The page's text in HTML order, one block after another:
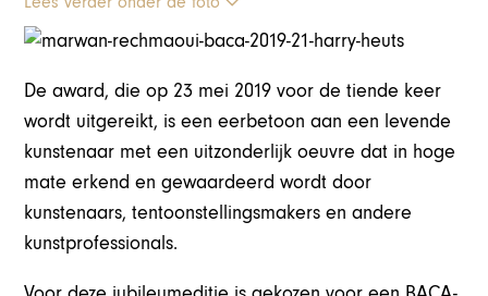
De award, die op 23 mei 2019 voor de tiende keer
wordt uitgereikt, is een eerbetoon aan een levende
kunstenaar met een uitzonderlijk oeuvre dat in hoge
mate erkend en gewaardeerd wordt door
kunstenaars, tentoonstellingsmakers en andere
kunstprofessionals.